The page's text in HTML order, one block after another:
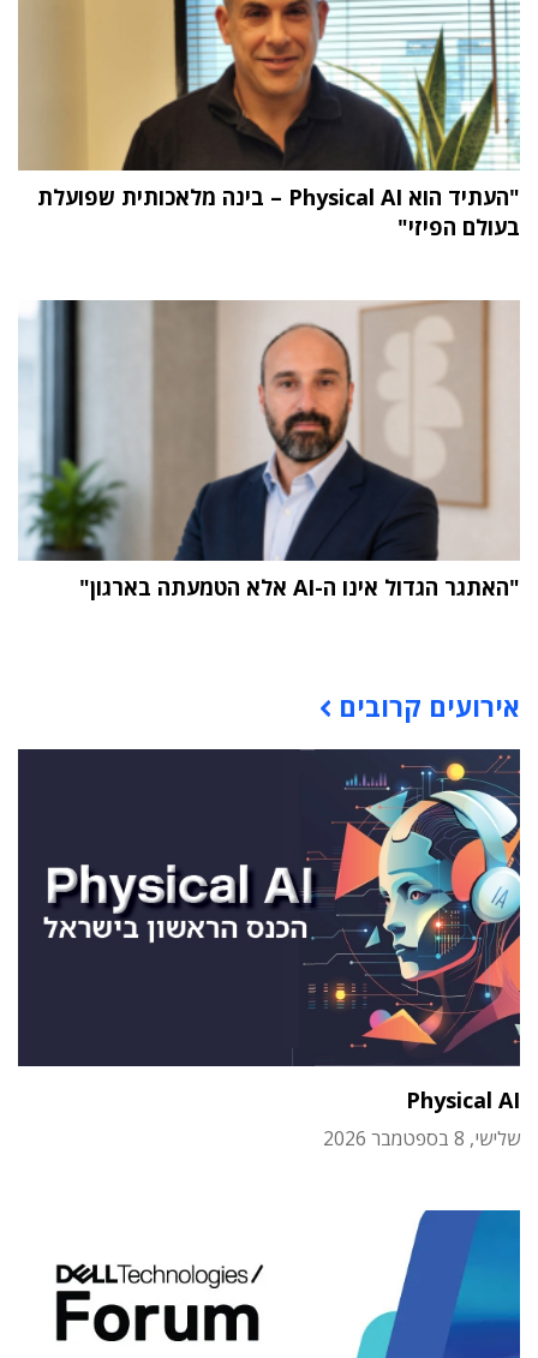
"העתיד הוא Physical AI – בינה מלאכותית שפועלת
בעולם הפיזי"
"האתגר הגדול אינו ה-AI אלא הטמעתה בארגון"
אירועים קרובים
Physical AI
שלישי, 8 בספטמבר 2026